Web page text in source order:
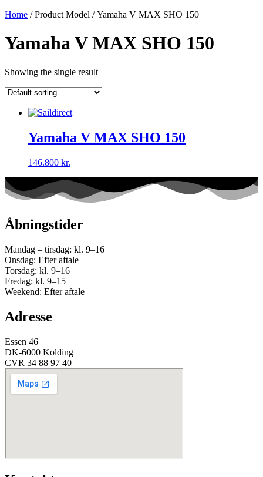
Home / Product Model / Yamaha V MAX SHO 150
Yamaha V MAX SHO 150
Showing the single result
Yamaha V MAX SHO 150
146.800 kr.
Åbningstider
Mandag – tirsdag: kl. 9–16
Onsdag: Efter aftale
Torsdag: kl. 9–16
Fredag: kl. 9–15
Weekend: Efter aftale
Adresse
Essen 46
DK-6000 Kolding
CVR 34 88 97 40